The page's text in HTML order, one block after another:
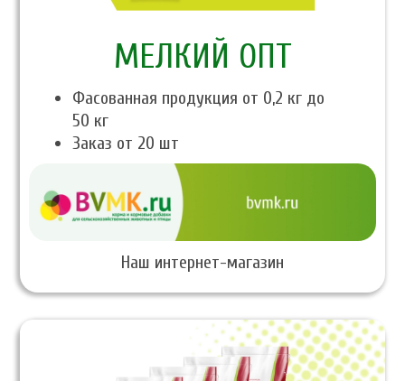
МЕЛКИЙ ОПТ
Фасованная продукция от 0,2 кг до
50 кг
Заказ от 20 шт
Наш интернет-магазин